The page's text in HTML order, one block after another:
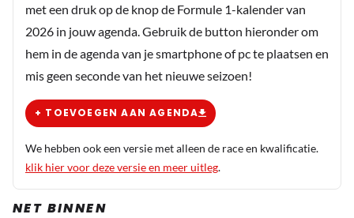
met een druk op de knop de Formule 1-kalender van
2026 in jouw agenda. Gebruik de button hieronder om
hem in de agenda van je smartphone of pc te plaatsen en
mis geen seconde van het nieuwe seizoen!
+ TOEVOEGEN AAN AGENDA
We hebben ook een versie met alleen de race en kwalificatie.
klik hier voor deze versie en meer uitleg.
NET BINNEN